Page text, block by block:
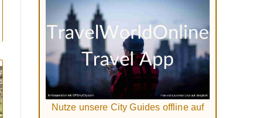
Nutze unsere City Guides offline auf